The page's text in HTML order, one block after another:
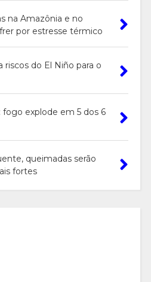
na Amazônia e no
por estresse térmico
riscos do El Niño para o
explode em 5 dos 6
queimadas serão
fortes